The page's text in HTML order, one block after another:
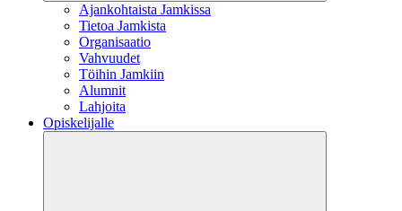
Ajankohtaista Jamkissa
Tietoa Jamkista
Organisaatio
Vahvuudet
Töihin Jamkiin
Alumnit
Lahjoita
Opiskelijalle